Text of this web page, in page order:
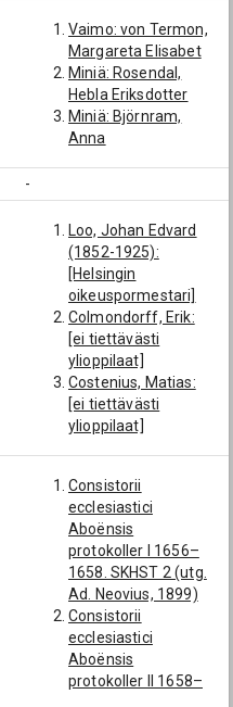
Vaimo: von Termon,
Margareta Elisabet
Miniä: Rosendal,
Hebla Eriksdotter
Miniä: Björnram,
Anna
-
Loo, Johan Edvard
(1852-1925):
[Helsingin
oikeuspormestari]
Colmondorff, Erik:
[ei tiettävästi
ylioppilaat]
Costenius, Matias:
[ei tiettävästi
ylioppilaat]
ylioppilaat]
Johan (Martini): [ei
tiettävästi
ylioppilaat]
Ritz, Georg Johan
(1701-): [ei
tiettävästi
ylioppilaat]
Cavonius, Gustaf
Adolf (1805-1856):
Consistorii
ecclesiastici
Aboënsis
protokoller I 1656–
1658. SKHST 2 (utg.
Ad. Neovius, 1899)
Consistorii
ecclesiastici
Aboënsis
protokoller II 1658–